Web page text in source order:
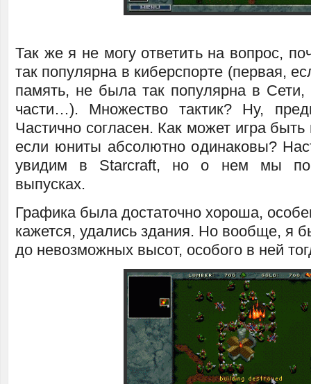
Так же я не могу ответить на вопрос,
так популярна в киберспорте (первая,
память, не была так популярна в
части…). Множество тактик? Ну,
Частично согласен. Как может игра
если юниты абсолютно одинаковы?
увидим в Starcraft, но о нем мы
выпусках.
Графика была достаточно хороша,
кажется, удались здания. Но вообще, я
до невозможных высот, особого в ней